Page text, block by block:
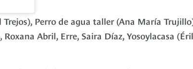
Trejos), Perro de agua taller (Ana María
Abril, Erre, Saira Díaz, Yosoylacasa